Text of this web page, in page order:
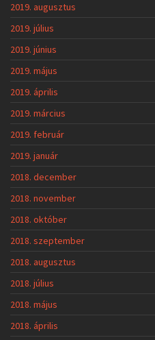
2019. augusztus
2019. július
2019. június
2019. május
2019. április
2019. március
2019. február
2019. január
2018. december
2018. november
2018. október
2018. szeptember
2018. augusztus
2018. július
2018. május
2018. április